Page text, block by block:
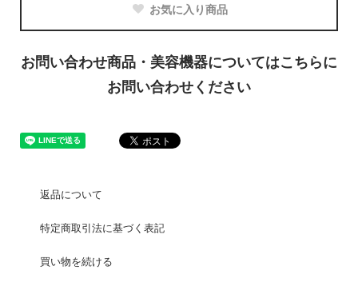
お気に入り商品
お問い合わせ商品・美容機器についてはこちらに
お問い合わせください
返品について
特定商取引法に基づく表記
買い物を続ける